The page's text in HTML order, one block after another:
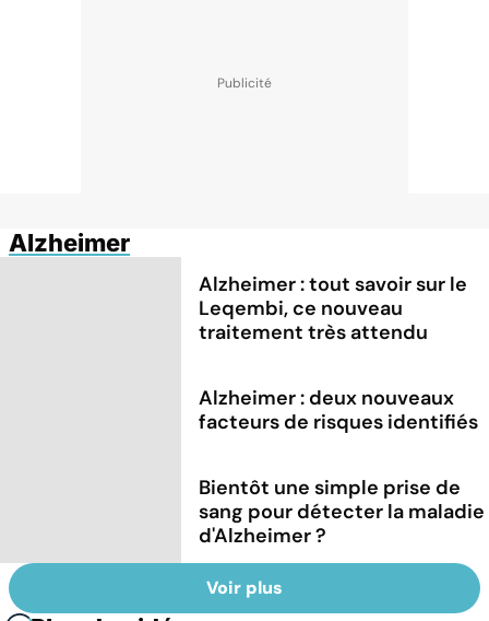
Alzheimer
Alzheimer : tout savoir sur le
Leqembi, ce nouveau
traitement très attendu
Alzheimer : deux nouveaux
facteurs de risques identifiés
Bientôt une simple prise de
sang pour détecter la maladie
d'Alzheimer ?
Voir plus